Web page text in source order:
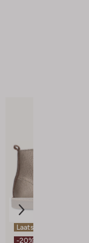
Laatste item
-20%